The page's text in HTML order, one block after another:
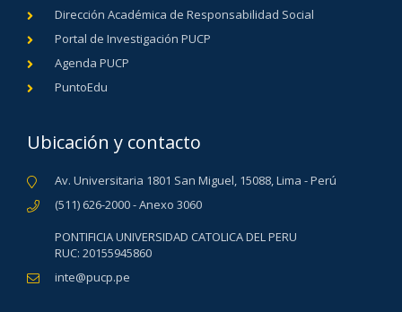
Dirección Académica de Responsabilidad Social
Portal de Investigación PUCP
Agenda PUCP
PuntoEdu
Ubicación y contacto
Av. Universitaria 1801 San Miguel, 15088, Lima - Perú
(511) 626-2000 - Anexo 3060
PONTIFICIA UNIVERSIDAD CATOLICA DEL PERU
RUC: 20155945860
inte@pucp.pe